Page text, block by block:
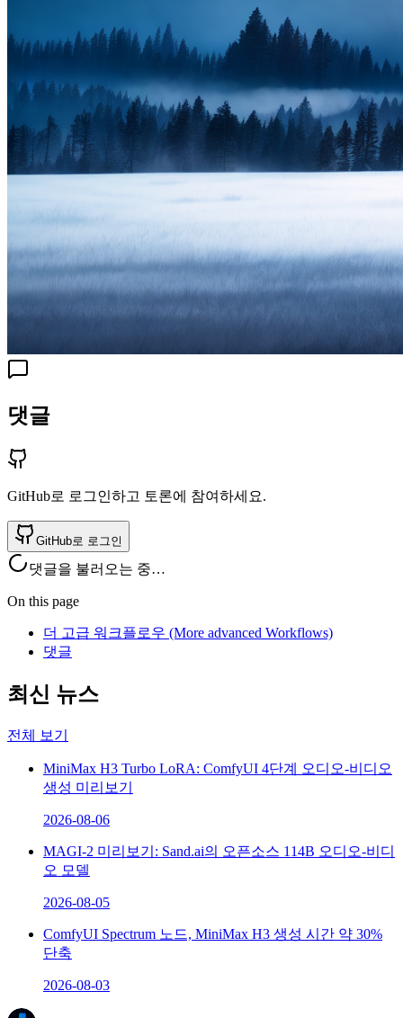
댓글
GitHub로 로그인하고 토론에 참여하세요.
GitHub로 로그인
댓글을 불러오는 중…
On this page
더 고급 워크플로우 (More advanced Workflows)
댓글
최신 뉴스
전체 보기
MiniMax H3 Turbo LoRA: ComfyUI 4단계 오디오-비디오
생성 미리보기
2026-08-06
MAGI-2 미리보기: Sand.ai의 오픈소스 114B 오디오-비디
오 모델
2026-08-05
ComfyUI Spectrum 노드, MiniMax H3 생성 시간 약 30%
단축
2026-08-03